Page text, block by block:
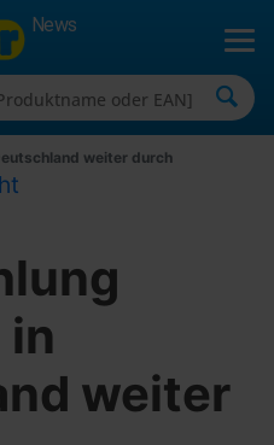
News
weiter durch
weiter